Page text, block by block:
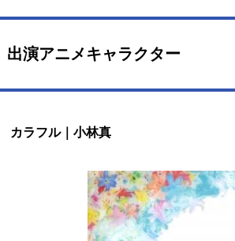
出演アニメキャラクター
カラフル｜小林真